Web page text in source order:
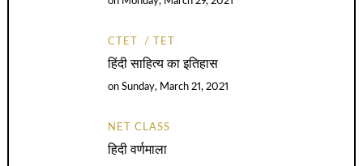
CTET TET
हिंदी साहित्य का इतिहास
onSunday, March 21, 2021
NET CLASS
हिदी वर्णमाला